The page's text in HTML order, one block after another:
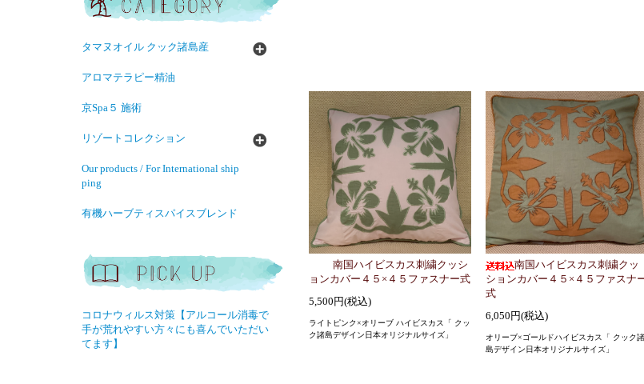
南国ハイビスカス刺繍クッシ
ョンカバー４５×４５ファスナー式
5,500円(税込)
ライトピンク×オリーブ ハイビスカス「 クッ
ク諸島デザイン日本オリジナルサイズ」
南国ハイビスカス刺繍クッ
ションカバー４５×４５ファスナ
式
6,050円(税込)
オリーブ×ゴールドハイビスカス「 クック諸
島デザイン日本オリジナルサイズ」
タマヌオイル クック諸島産
アロマテラピー精油
京Spa５ 施術
リゾートコレクション
Our products / For International ship
ping
有機ハーブティスパイスブレンド
コロナウィルス対策【アルコール消毒で
手が荒れやすい方々にも喜んでいただい
てます】